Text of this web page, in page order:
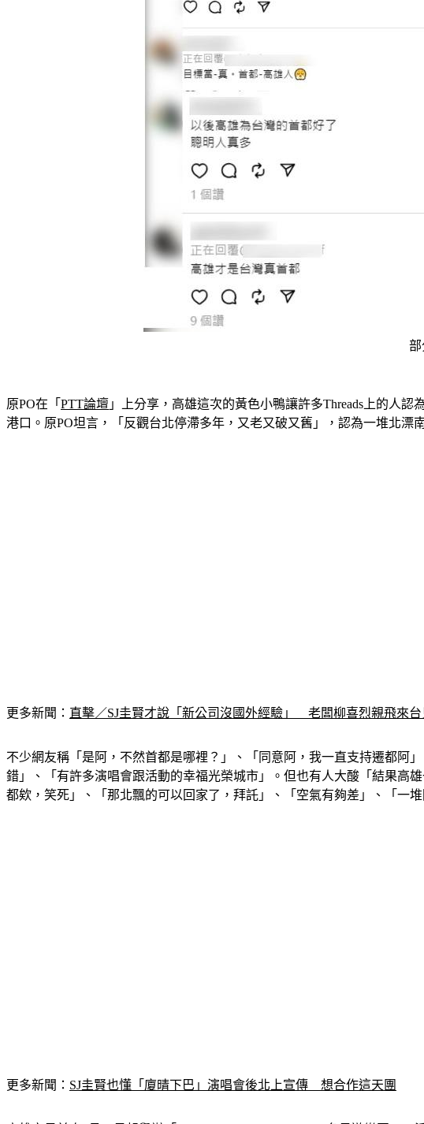
部
原PO在「 PTT論壇 」上分享，高雄這次的黃色小鴨讓許多Threads上的人
港口。原PO坦言，「反觀台北停滯多年，又老又破又舊」，認為一堆北
更多新聞： 直擊／SJ圭賢才說「新公司沒國外經驗」　老闆柳喜烈親飛來台
不少網友稱「是阿，不然首都是哪裡？」、「同意阿，我一直支持遷都阿
錯」、「有許多演唱會跟活動的幸福光榮城市」。但也有人大酸「結果高
都欸，笑死」、「那北飄的可以回家了，拜託」、「空氣有夠差」、「一
更多新聞： SJ圭賢也懂「廈晴下巴」演唱會後北上宣傳　想合作這天團